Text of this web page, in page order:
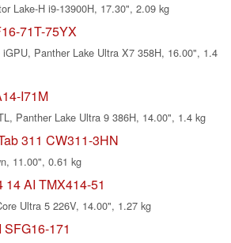
Lake-H i9-13900H, 17.30", 2.09 kg
71T-75YX
Panther Lake Ultra X7 358H, 16.00", 1.4
I71M
Panther Lake Ultra 9 386H, 14.00", 1.4 kg
311 CW311-3HN
11.00", 0.61 kg
14 AI TMX414-51
Ultra 5 226V, 14.00", 1.27 kg
171